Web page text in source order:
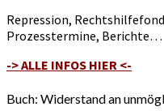
Repression,
Prozesstermine, Berichte…
-> ALLE INFOS HIER <-
Buch: Widerstand an